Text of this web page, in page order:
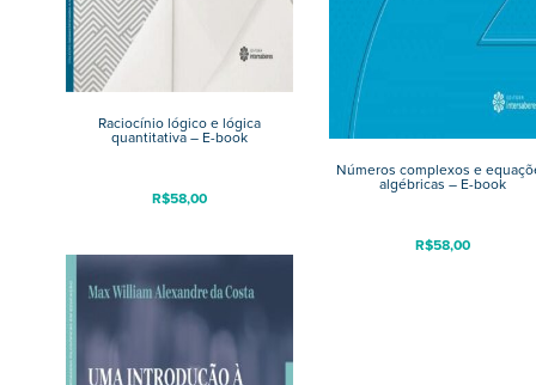
Números complexos e
algébricas – E-book
R$58,00
Raciocínio lógico e lógica
quantitativa – E-book
R$58,00